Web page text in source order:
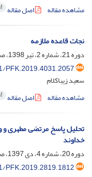
مشاهده مقاله
اصل مقاله
نجات قاعده ملازمه
دوره 21، شماره 2، تیر 1398، صفحه
PFK.2019.4031.2057
سعید زیباکلام
مشاهده مقاله
اصل مقاله
تحلیل پاسخ مرتضی مطهری
خداوند
دوره 20، شماره 4، دی 1397، صفحه
PFK.2019.2819.1812